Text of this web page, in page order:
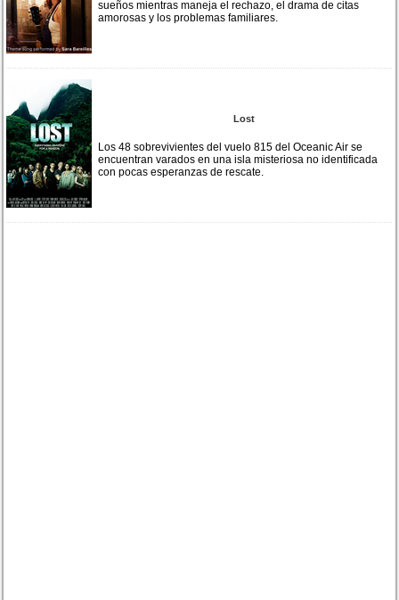
sueños mientras maneja el rechazo, el drama de citas
amorosas y los problemas familiares.
Lost
Los 48 sobrevivientes del vuelo 815 del Oceanic Air se
encuentran varados en una isla misteriosa no identificada
con pocas esperanzas de rescate.